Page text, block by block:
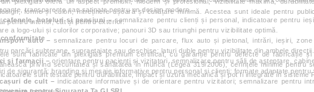
transparente sau satinate pentru un design modern.
cafenele, hoteluri și pensiuni –semnalizare pentru clienți și personal, indicatoare pentru
a logo-ului și culorilor corporative; panouri 3D sau triunghi pentru vizibilitate optimă.
auto – semnalizare pentru locuri de parcare, flux auto și pietonal, intrări, ieșiri,
parcări subterane, supraetajate sau deschise; laturi duble pentru vizibilitate din ambele direcții.
și farmacii –orientare pentru pacienți și vizitatori, semnalizare pentru săli de așteptare,
de siguranță; branding și mesaje informative pentru personal și clienți; formate adaptate pentru
de cult – indicatoare informative și de orientare pentru vizitatori; semnalizare pentru
forme și culori, întreținere ușoară și curățare minimă. Acestea sunt ideale pentru
pentru interior, cât și pentru exterior.
sunt fabricate din plexiglas premium certificat, cu garanție pentru defecte de fabricație
privind securitatea și sănătatea în muncă (Legea 319/2006), cerințele minime pentru
sunt testate pentru durabilitate, impact și uzură mecanică și pot fi integrate în sisteme